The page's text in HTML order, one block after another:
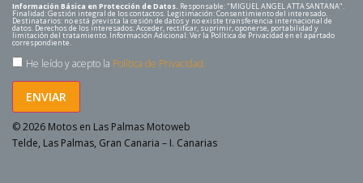
Información Básica en Protección de Datos. Responsable: "MIGUEL ANGEL ATTA SANTANA".
Finalidad: Gestión integral de los contactos. Legitimación: Consentimiento del interesado.
Destinatarios: no está prevista la cesión de datos y no existe transferencia internacional de
datos. Derechos de los interesados: Acceder, rectificar, suprimir, oponerse, portabilidad y
limitación del tratamiento. Información Adicional: Ver la Política de Privacidad en el apartado
correspondiente.
He leído y acepto la Política de Privacidad.
ENVIAR
© 2026 Motos en Las Palmas Motoweb
Telde, Las Palmas, Gran Canaria – I. Canarias